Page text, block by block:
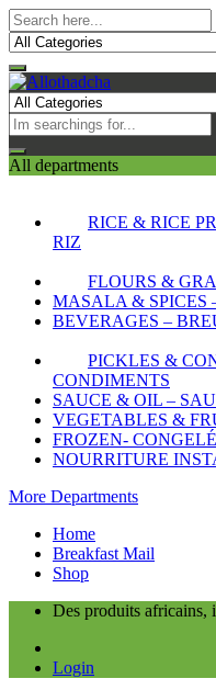
All departments
RICE & RICE
RIZ
FLOURS &
MASALA & SPICES
BEVERAGES –
PICKLES &
CONDIMENTS
SAUCE & OIL –
VEGETABLES &
FROZEN-
NOURRITURE
More Departments
Home
Breakfast Mail
Shop
Des produits africains,
Login